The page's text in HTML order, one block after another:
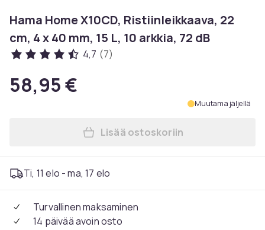
Hama Home X10CD, Ristiinleikkaava, 22
cm, 4 x 40 mm, 15 L, 10 arkkia, 72 dB
4,7 (7)
58,95 €
Muutama jäljellä
Lisää Hama Home X10CD,
Lisää ostoskoriin
Ti, 11 elo - ma, 17 elo
Turvallinen maksaminen
14 päivää avoin osto